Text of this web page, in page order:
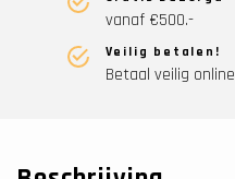
vanaf €500.-
Veilig betalen!
Betaal veilig online